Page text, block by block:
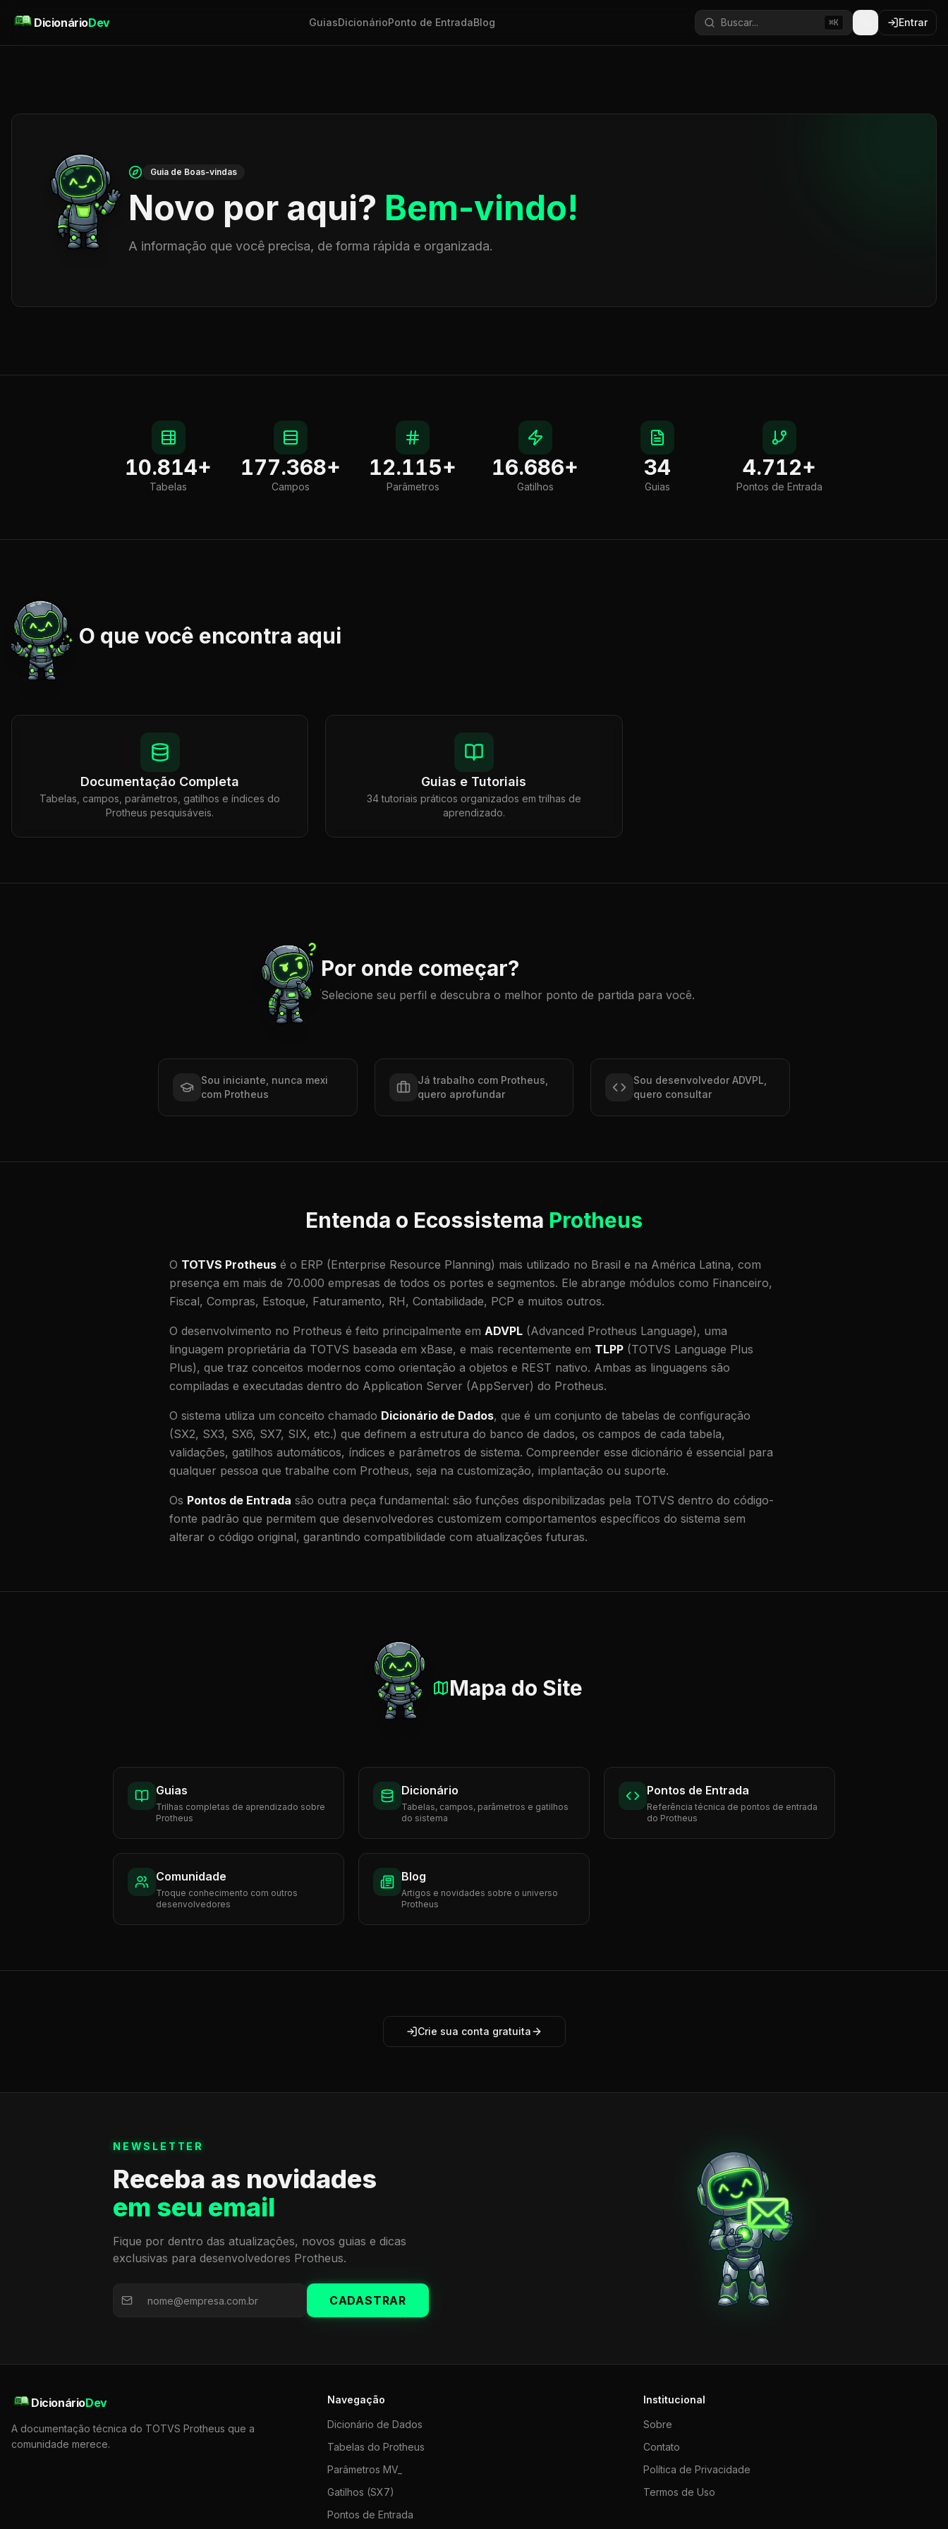
DicionárioDev GuiasDicionárioPonto de EntradaBlog Buscar... ⌘K Entrar
Guia de Boas-vindas
Novo por aqui? Bem-vindo!
A informação que você precisa, de forma rápida e organizada.
10.814+
Tabelas
177.368+
Campos
12.115+
Parâmetros
16.686+
Gatilhos
34
Guias
4.712+
Pontos de Entrada
O que você encontra aqui
Documentação Completa
Tabelas, campos, parâmetros, gatilhos e índices do
Protheus pesquisáveis.
Guias e Tutoriais
34 tutoriais práticos organizados em trilhas de
aprendizado.
Por onde começar?
Selecione seu perfil e descubra o melhor ponto de partida para você.
Sou iniciante, nunca mexi
com Protheus
Já trabalho com Protheus,
quero aprofundar
Sou desenvolvedor ADVPL,
quero consultar
Entenda o Ecossistema Protheus
O TOTVS Protheus é o ERP (Enterprise Resource Planning) mais utilizado no Brasil e na América Latina, com
presença em mais de 70.000 empresas de todos os portes e segmentos. Ele abrange módulos como Financeiro,
Fiscal, Compras, Estoque, Faturamento, RH, Contabilidade, PCP e muitos outros.
O desenvolvimento no Protheus é feito principalmente em ADVPL (Advanced Protheus Language), uma
linguagem proprietária da TOTVS baseada em xBase, e mais recentemente em TLPP (TOTVS Language Plus
Plus), que traz conceitos modernos como orientação a objetos e REST nativo. Ambas as linguagens são
compiladas e executadas dentro do Application Server (AppServer) do Protheus.
O sistema utiliza um conceito chamado Dicionário de Dados, que é um conjunto de tabelas de configuração
(SX2, SX3, SX6, SX7, SIX, etc.) que definem a estrutura do banco de dados, os campos de cada tabela,
validações, gatilhos automáticos, índices e parâmetros de sistema. Compreender esse dicionário é essencial para
qualquer pessoa que trabalhe com Protheus, seja na customização, implantação ou suporte.
Os Pontos de Entrada são outra peça fundamental: são funções disponibilizadas pela TOTVS dentro do código-
fonte padrão que permitem que desenvolvedores customizem comportamentos específicos do sistema sem
alterar o código original, garantindo compatibilidade com atualizações futuras.
Mapa do Site
Guias
Trilhas completas de aprendizado sobre
Protheus
Dicionário
Tabelas, campos, parâmetros e gatilhos
do sistema
Pontos de Entrada
Referência técnica de pontos de entrada
do Protheus
Comunidade
Troque conhecimento com outros
desenvolvedores
Blog
Artigos e novidades sobre o universo
Protheus
Crie sua conta gratuita
NEWSLETTER
Receba as novidades
em seu email
Fique por dentro das atualizações, novos guias e dicas
exclusivas para desenvolvedores Protheus.
CADASTRAR
DicionárioDev
A documentação técnica do TOTVS Protheus que a
comunidade merece.
Navegação
Dicionário de Dados
Tabelas do Protheus
Parâmetros MV_
Gatilhos (SX7)
Pontos de Entrada
Institucional
Sobre
Contato
Política de Privacidade
Termos de Uso